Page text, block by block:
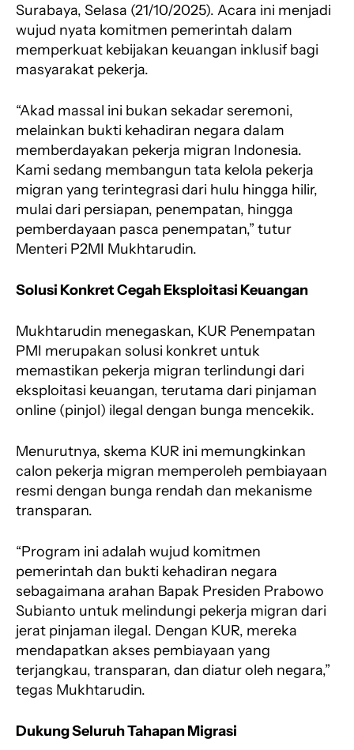
Surabaya, Selasa (21/10/2025). Acara ini menjadi
wujud nyata komitmen pemerintah dalam
memperkuat kebijakan keuangan inklusif bagi
masyarakat pekerja.
“Akad massal ini bukan sekadar seremoni,
melainkan bukti kehadiran negara dalam
memberdayakan pekerja migran Indonesia.
Kami sedang membangun tata kelola pekerja
migran yang terintegrasi dari hulu hingga hilir,
mulai dari persiapan, penempatan, hingga
pemberdayaan pasca penempatan,” tutur
Menteri P2MI Mukhtarudin.
Solusi Konkret Cegah Eksploitasi Keuangan
Mukhtarudin menegaskan, KUR Penempatan
PMI merupakan solusi konkret untuk
memastikan pekerja migran terlindungi dari
eksploitasi keuangan, terutama dari pinjaman
online (pinjol) ilegal dengan bunga mencekik.
Menurutnya, skema KUR ini memungkinkan
calon pekerja migran memperoleh pembiayaan
resmi dengan bunga rendah dan mekanisme
transparan.
“Program ini adalah wujud komitmen
pemerintah dan bukti kehadiran negara
sebagaimana arahan Bapak Presiden Prabowo
Subianto untuk melindungi pekerja migran dari
jerat pinjaman ilegal. Dengan KUR, mereka
mendapatkan akses pembiayaan yang
terjangkau, transparan, dan diatur oleh negara,”
tegas Mukhtarudin.
Dukung Seluruh Tahapan Migrasi